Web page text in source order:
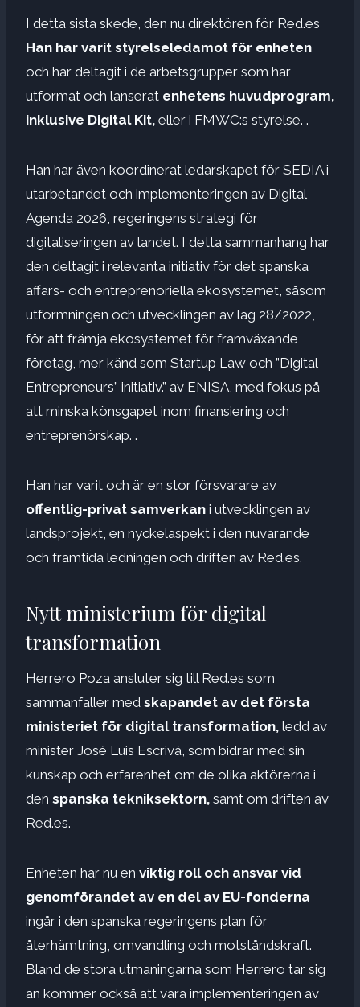
​I detta sista skede, den nu direktören för Red.es
Han har varit styrelseledamot för enheten
och har deltagit i de arbetsgrupper som har
utformat och lanserat enhetens huvudprogram,
inklusive Digital Kit, eller i FMWC:s styrelse. .
Han har även koordinerat ledarskapet för SEDIA i
utarbetandet och implementeringen av Digital
Agenda 2026, regeringens strategi för
digitaliseringen av landet. I detta sammanhang har
den deltagit i relevanta initiativ för det spanska
affärs- och entreprenöriella ekosystemet, såsom
utformningen och utvecklingen av lag 28/2022,
för att främja ekosystemet för framväxande
företag, mer känd som Startup Law och ”Digital
Entrepreneurs” initiativ.” av ENISA, med fokus på
att minska könsgapet inom finansiering och
entreprenörskap. .
Han har varit och är en stor försvarare av
offentlig-privat samverkan i utvecklingen av
landsprojekt, en nyckelaspekt i den nuvarande
och framtida ledningen och driften av Red.es.
Nytt ministerium för digital
transformation
Herrero Poza ansluter sig till Red.es som
sammanfaller med skapandet av det första
ministeriet för digital transformation, ledd av
minister José Luis Escrivá, som bidrar med sin
kunskap och erfarenhet om de olika aktörerna i
den spanska tekniksektorn, samt om driften av
Red.es.
Enheten har nu en viktig roll och ansvar vid
genomförandet av en del av EU-fonderna
ingår i den spanska regeringens plan för
återhämtning, omvandling och motståndskraft.
Bland de stora utmaningarna som Herrero tar sig
an kommer också att vara implementeringen av